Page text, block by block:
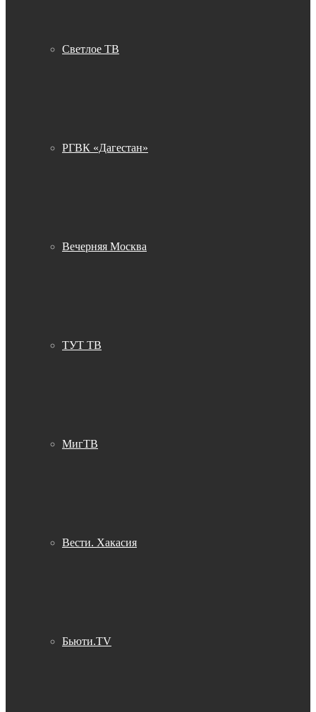
Светлое ТВ
РГВК «Дагестан»
Вечерняя Москва
ТУТ ТВ
МигТВ
Вести. Хакасия
Бьюти.TV